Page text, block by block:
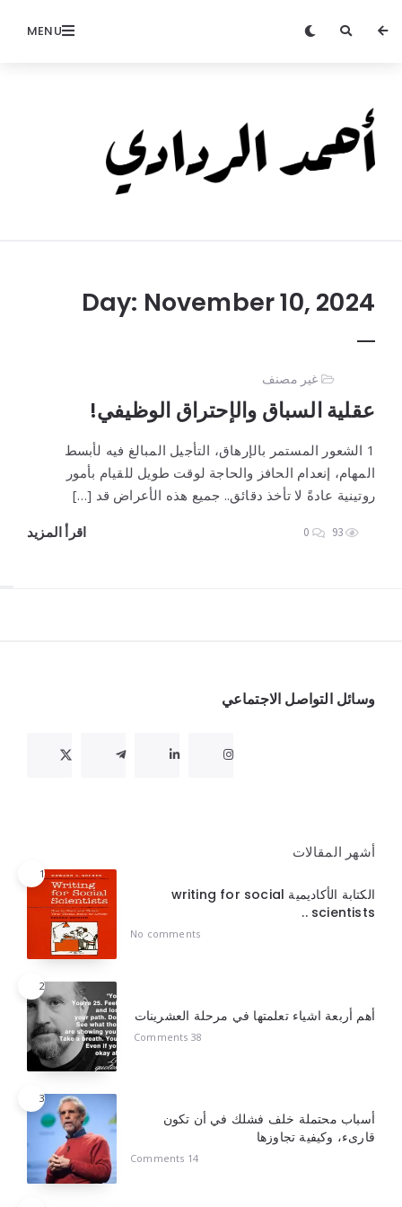
MENU
Day: November 10, 2024
غير مصنف
عقلية السباق والإحتراق الوظيفي!
1 الشعور المستمر بالإرهاق، التأجيل المبالغ فيه لأبسط
المهام، إنعدام الحافز والحاجة لوقت طويل للقيام بأمور
روتينية عادةً لا تأخذ دقائق.. جميع هذه الأعراض قد […]
اقرأ المزيد 93
0
وسائل التواصل الاجتماعي
أشهر المقالات
1
الكتابة الأكاديمية writing for social
scientists ..
No comments
2
أهم أربعة اشياء تعلمتها في مرحلة العشرينات
38 Comments
3
أسباب محتملة خلف فشلك في أن تكون
قارىء، وكيفية تجاوزها
14 Comments